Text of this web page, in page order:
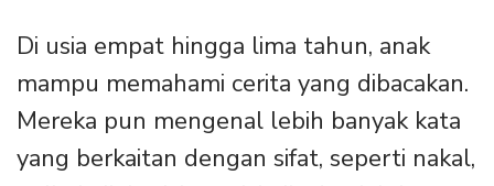
Di usia empat hingga lima tahun, anak
mampu memahami cerita yang dibacakan.
Mereka pun mengenal lebih banyak kata
yang berkaitan dengan sifat, seperti nakal,